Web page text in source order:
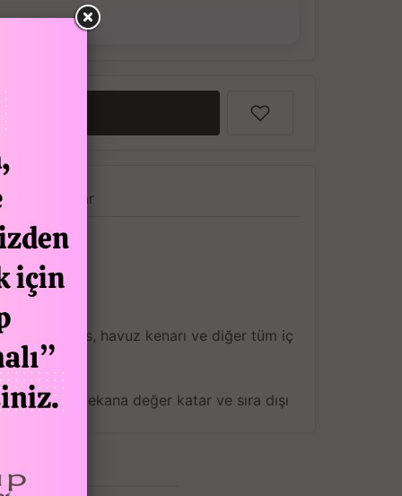
Verebilirsiniz.
Yorumlar
teras, havuz kenarı ve diğer tüm iç
mekana değer katar ve sıra dışı